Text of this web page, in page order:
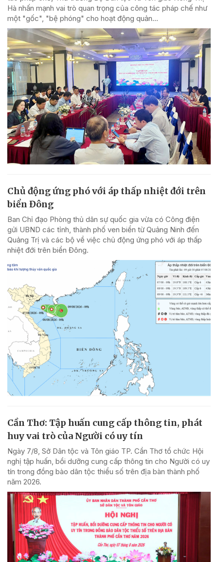
Hà nhấn mạnh vai trò quan trọng của công tác pháp chế như
một "gốc", "bệ phóng" cho hoạt động quản...
Chủ động ứng phó với áp thấp nhiệt đới trên
biển Đông
Ban Chỉ đạo Phòng thủ dân sự quốc gia vừa có Công điện
gửi UBND các tỉnh, thành phố ven biển từ Quảng Ninh đến
Quảng Trị và các bộ về việc chủ động ứng phó với áp thấp
nhiệt đới trên biển Đông.
Cần Thơ: Tập huấn cung cấp thông tin, phát
huy vai trò của Người có uy tín
Ngày 7/8, Sở Dân tộc và Tôn giáo TP. Cần Thơ tổ chức Hội
nghị tập huấn, bồi dưỡng cung cấp thông tin cho Người có uy
tín trong đồng bào dân tộc thiểu số trên địa bàn thành phố
năm 2026.